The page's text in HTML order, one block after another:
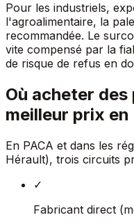
Pour les industriels,
l'agroalimentaire, la
recommandée. Le
vite compensé par la
de risque de refus en
Où acheter
meilleur prix en
En PACA et dans les
Hérault), trois circuits
✓
Fabricant direct